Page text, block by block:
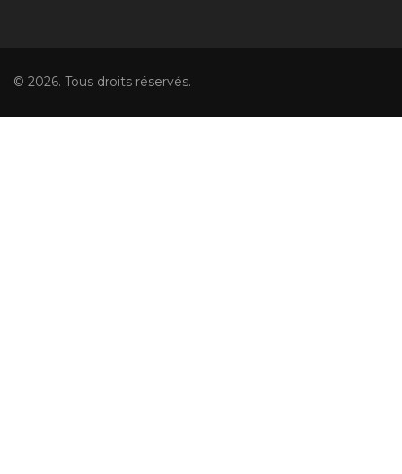
© 2026. Tous droits réservés.